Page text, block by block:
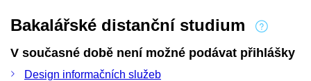
Bakalářské distanční studium
V současné době není možné podávat přihlášky
Design informačních služeb